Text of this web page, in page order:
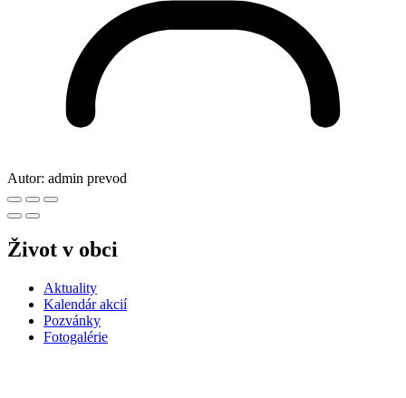
Autor: admin prevod
Život v obci
Aktuality
Kalendár akcií
Pozvánky
Fotogalérie